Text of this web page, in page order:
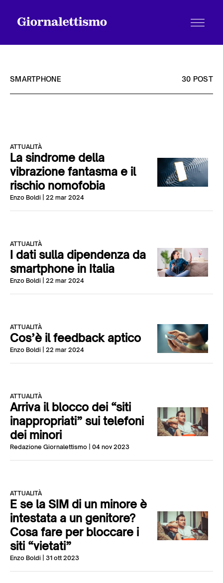
Chi siamo
Contatti
SMARTPHONE 30 POST
ATTUALITÀ
La sindrome della
vibrazione fantasma e il
rischio nomofobia
Enzo Boldi | 22 mar 2024
ATTUALITÀ
I dati sulla dipendenza da
smartphone in Italia
Enzo Boldi | 22 mar 2024
ATTUALITÀ
Cos’è il feedback aptico
Enzo Boldi | 22 mar 2024
ATTUALITÀ
Arriva il blocco dei “siti
inappropriati” sui telefoni
dei minori
Redazione Giornalettismo | 04 nov 2023
ATTUALITÀ
E se la SIM di un minore è
intestata a un genitore?
Cosa fare per bloccare i
siti “vietati”
Enzo Boldi | 31 ott 2023